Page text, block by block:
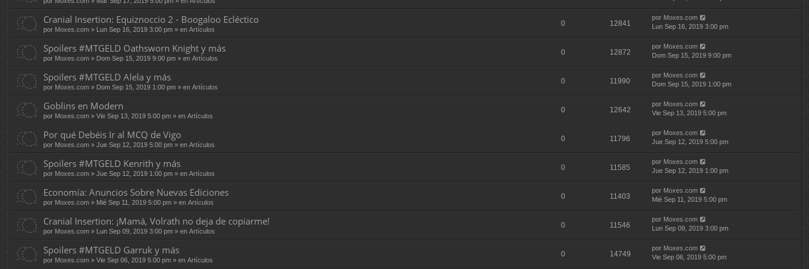
Cranial Insertion: Equiznoccio 2 - Boogaloo Ecléctico
por Moxes.com » Lun Sep 16, 2019 3:00 pm » en Artículos
0 12841
por Moxes.com
Lun Sep 16, 2019 3:00 pm
Spoilers #MTGELD Oathsworn Knight y más
por Moxes.com » Dom Sep 15, 2019 9:00 pm » en Artículos
0 12872
por Moxes.com
Dom Sep 15, 2019 9:00 pm
Spoilers #MTGELD Alela y más
por Moxes.com » Dom Sep 15, 2019 1:00 pm » en Artículos
0 11990
por Moxes.com
Dom Sep 15, 2019 1:00 pm
Goblins en Modern
por Moxes.com » Vie Sep 13, 2019 5:00 pm » en Artículos
0 12642
por Moxes.com
Vie Sep 13, 2019 5:00 pm
Por qué Debéis Ir al MCQ de Vigo
por Moxes.com » Jue Sep 12, 2019 5:00 pm » en Artículos
0 11796
por Moxes.com
Jue Sep 12, 2019 5:00 pm
Spoilers #MTGELD Kenrith y más
por Moxes.com » Jue Sep 12, 2019 1:00 pm » en Artículos
0 11585
por Moxes.com
Jue Sep 12, 2019 1:00 pm
Economía: Anuncios Sobre Nuevas Ediciones
por Moxes.com » Mié Sep 11, 2019 5:00 pm » en Artículos
0 11403
por Moxes.com
Mié Sep 11, 2019 5:00 pm
Cranial Insertion: ¡Mamá, Volrath no deja de copiarme!
por Moxes.com » Lun Sep 09, 2019 3:00 pm » en Artículos
0 11546
por Moxes.com
Lun Sep 09, 2019 3:00 pm
Spoilers #MTGELD Garruk y más
por Moxes.com » Vie Sep 06, 2019 5:00 pm » en Artículos
0 14749
por Moxes.com
Vie Sep 06, 2019 5:00 pm